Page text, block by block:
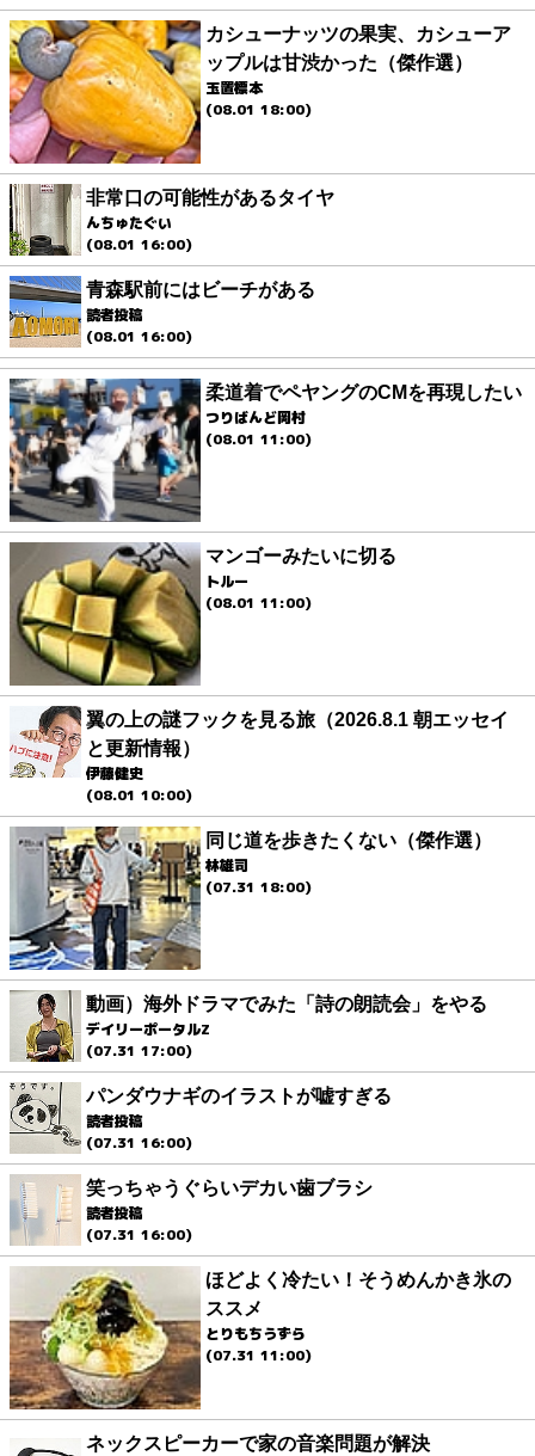
カシューナッツの果実、カシューア
ップルは甘渋かった（傑作選）
玉置標本
(08.01 18:00)
非常口の可能性があるタイヤ
んちゅたぐい
(08.01 16:00)
青森駅前にはビーチがある
読者投稿
(08.01 16:00)
柔道着でペヤングのCMを再現したい
つりばんど岡村
(08.01 11:00)
マンゴーみたいに切る
トルー
(08.01 11:00)
翼の上の謎フックを見る旅（2026.8.1 朝エッセイ
と更新情報）
伊藤健史
(08.01 10:00)
同じ道を歩きたくない（傑作選）
林雄司
(07.31 18:00)
動画）海外ドラマでみた「詩の朗読会」をやる
デイリーポータルZ
(07.31 17:00)
パンダウナギのイラストが嘘すぎる
読者投稿
(07.31 16:00)
笑っちゃうぐらいデカい歯ブラシ
読者投稿
(07.31 16:00)
ほどよく冷たい！そうめんかき氷の
ススメ
とりもちうずら
(07.31 11:00)
ネックスピーカーで家の音楽問題が解決